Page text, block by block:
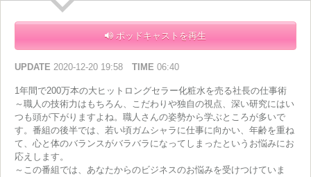
ポッドキャストを再生
UPDATE 2020-12-20 19:58 TIME 06:40
1年間で200万本の大ヒットロングセラー化粧水を売る社長の仕事術
～職人の技術力はもちろん、こだわりや独自の視点、深い研究にはい
つも頭が下がりますよね。職人さんの姿勢から学ぶところが多いで
す。番組の後半では、若い頃ガムシャラに仕事に向かい、年齢を重ね
て、心と体のバランスがバラバラになってしまったというお悩みにお
応えします。
～この番組では、あなたからのビジネスのお悩みを受けつけていま